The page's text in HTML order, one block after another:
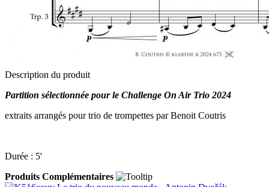
Description du produit
Partition sélectionnée pour le Challenge On Air Trio 2024
extraits arrangés pour trio de trompettes par Benoit Coutris
Durée : 5'
Produits Complémentaires